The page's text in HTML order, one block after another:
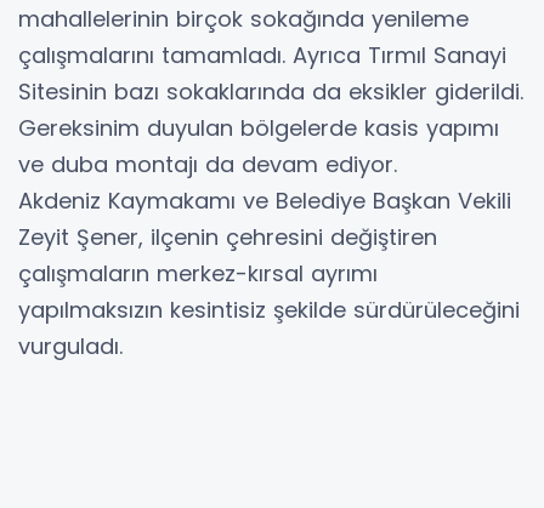
mahallelerinin birçok sokağında yenileme
çalışmalarını tamamladı. Ayrıca Tırmıl Sanayi
Sitesinin bazı sokaklarında da eksikler giderildi.
Gereksinim duyulan bölgelerde kasis yapımı
ve duba montajı da devam ediyor.
Akdeniz Kaymakamı ve Belediye Başkan Vekili
Zeyit Şener, ilçenin çehresini değiştiren
çalışmaların merkez-kırsal ayrımı
yapılmaksızın kesintisiz şekilde sürdürüleceğini
vurguladı.